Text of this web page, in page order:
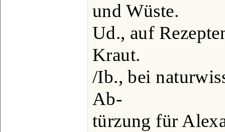
und Wüste.
Ud., auf
Kraut.
/Ib., bei
Ab-
türzung für